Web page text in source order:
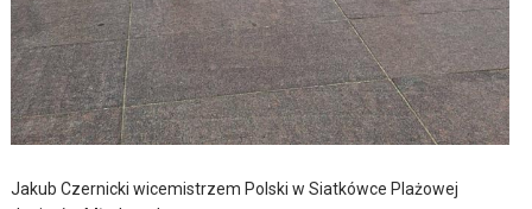
Jakub Czernicki wicemistrzem Polski w Siatkówce Plażowej